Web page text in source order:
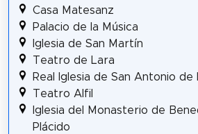
Casa Matesanz
Palacio de la Música
Iglesia de San Martín
Teatro de Lara
Real Iglesia de San Antonio de
Teatro Alfil
Iglesia del Monasterio de
Plácido